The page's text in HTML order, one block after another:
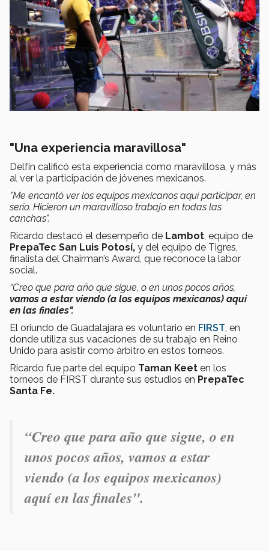
"Una experiencia maravillosa"
Delfín calificó esta experiencia como maravillosa, y más
al ver la participación de jóvenes mexicanos.
"Me encantó ver los equipos mexicanos aquí participar, en
serio. Hicieron un maravilloso trabajo en todas las
canchas".
Ricardo destacó el desempeño de Lambot, equipo de
PrepaTec San Luis Potosí, y del equipo de Tigres,
finalista del Chairman’s Award, que reconoce la labor
social.
“Creo que para año que sigue, o en unos pocos años,
vamos a estar viendo (a los equipos mexicanos) aquí
en las finales".
El oriundo de Guadalajara es voluntario en FIRST, en
donde utiliza sus vacaciones de su trabajo en Reino
Unido para asistir como árbitro en estos torneos.
Ricardo fue parte del equipo Taman Keet en los
torneos de FIRST durante sus estudios en PrepaTec
Santa Fe.
“Creo que para año que sigue, o en
unos pocos años, vamos a estar
viendo (a los equipos mexicanos)
aquí en las finales".